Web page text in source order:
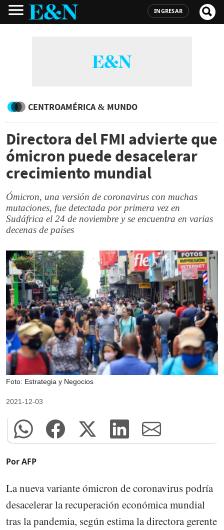
INGRESAR
CENTROAMÉRICA & MUNDO
Directora del FMI advierte que
ómicron puede desacelerar
crecimiento mundial
Ómicron, una versión de coronavirus con muchas
mutaciones, fue detectada por primera vez en
Sudáfrica el 24 de noviembre y se encuentra en varias
decenas de países
Foto: Estrategia y Negocios
2021-12-03
Por AFP
La nueva variante ómicron de coronavirus podría
desacelerar la recuperación económica mundial
tras la pandemia, según estima la directora gerente